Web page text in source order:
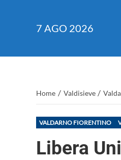
7 AGO 2026
Home / Valdisieve /
VALDARNO FIORENTINO
Libera